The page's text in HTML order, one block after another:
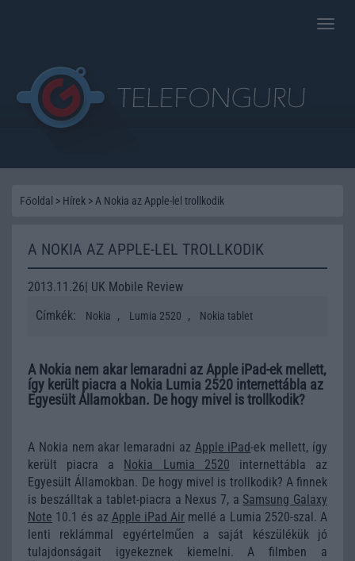
Toggle
Főoldal > Hírek > A Nokia az Apple-lel trollkodik
A NOKIA AZ APPLE-LEL TROLLKODIK
2013.11.26| UK Mobile Review
Címkék:
Nokia , Lumia 2520 , Nokia tablet
A Nokia nem akar lemaradni az Apple iPad-ek mellett,
így került piacra a Nokia Lumia 2520 internettábla az
Egyesült Államokban. De hogy mivel is trollkodik?
A Nokia nem akar lemaradni az Apple iPad-ek mellett, így
került piacra a Nokia Lumia 2520 internettábla az
Egyesült Államokban. De hogy mivel is trollkodik? A finnek
is beszálltak a tablet-piacra a Nexus 7, a Samsung Galaxy
Note 10.1 és az Apple iPad Air mellé a Lumia 2520-szal. A
lenti reklámmal egyértelműen a saját készülékük jó
tulajdonságait igyekeznek kiemelni. A filmben a